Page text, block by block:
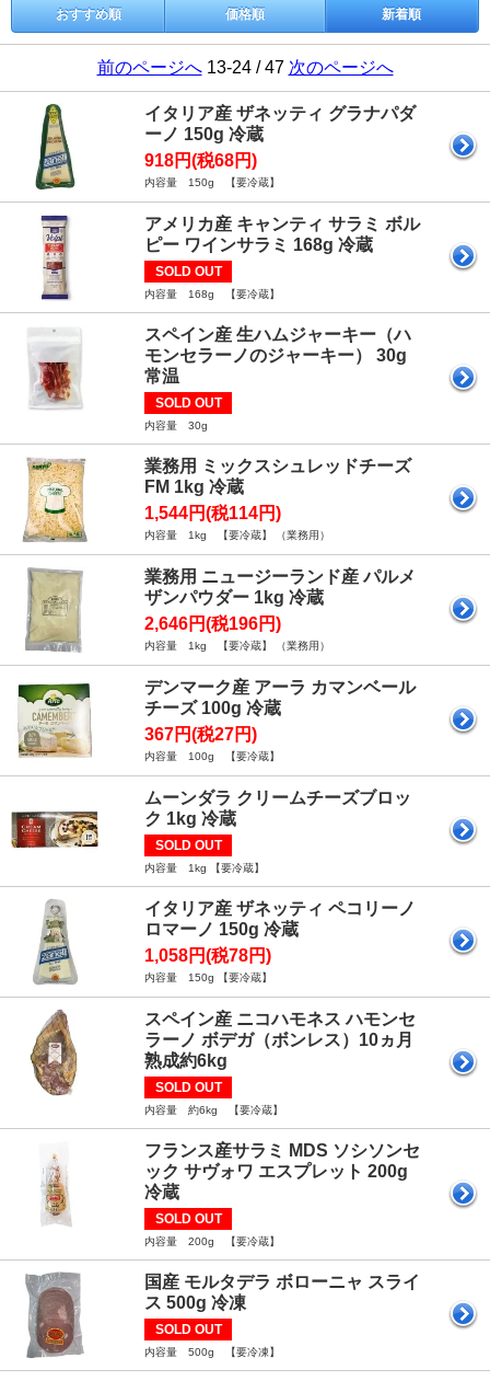
おすすめ順 価格順 新着順
前のページへ13-24 / 47 次のページへ
イタリア産 ザネッティ グラナパダ
ーノ 150g 冷蔵
918円(税68円)
内容量 150g 【要冷蔵】
アメリカ産 キャンティ サラミ ボル
ピー ワインサラミ 168g 冷蔵
SOLD OUT
内容量 168g 【要冷蔵】
スペイン産 生ハムジャーキー（ハ
モンセラーノのジャーキー） 30g
常温
SOLD OUT
内容量 30g
業務用 ミックスシュレッドチーズ
FM 1kg 冷蔵
1,544円(税114円)
内容量 1kg 【要冷蔵】 （業務用）
業務用 ニュージーランド産 パルメ
ザンパウダー 1kg 冷蔵
2,646円(税196円)
内容量 1kg 【要冷蔵】 （業務用）
デンマーク産 アーラ カマンベール
チーズ 100g 冷蔵
367円(税27円)
内容量 100g 【要冷蔵】
ムーンダラ クリームチーズブロッ
ク 1kg 冷蔵
SOLD OUT
内容量 1kg 【要冷蔵】
イタリア産 ザネッティ ペコリーノ
ロマーノ 150g 冷蔵
1,058円(税78円)
内容量 150g 【要冷蔵】
スペイン産 ニコハモネス ハモンセ
ラーノ ボデガ（ボンレス）10ヵ月
熟成約6kg
SOLD OUT
内容量 約6kg 【要冷蔵】
フランス産サラミ MDS ソシソンセ
ック サヴォワ エスプレット 200g
冷蔵
SOLD OUT
内容量 200g 【要冷蔵】
国産 モルタデラ ボローニャ スライ
ス 500g 冷凍
SOLD OUT
内容量 500g 【要冷凍】